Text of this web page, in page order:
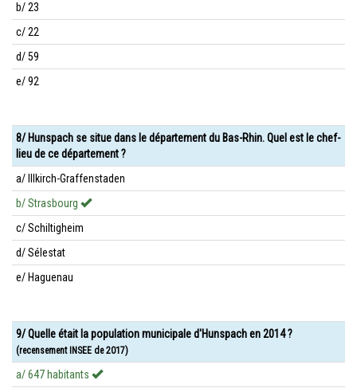
b/ 23
c/ 22
d/ 59
e/ 92
8/ Hunspach se situe dans le département du Bas-Rhin. Quel est le chef-
lieu de ce département ?
a/ Illkirch-Graffenstaden
b/ Strasbourg
c/ Schiltigheim
d/ Sélestat
e/ Haguenau
9/ Quelle était la population municipale d'Hunspach en 2014 ?
(recensement INSEE de 2017)
a/ 647 habitants